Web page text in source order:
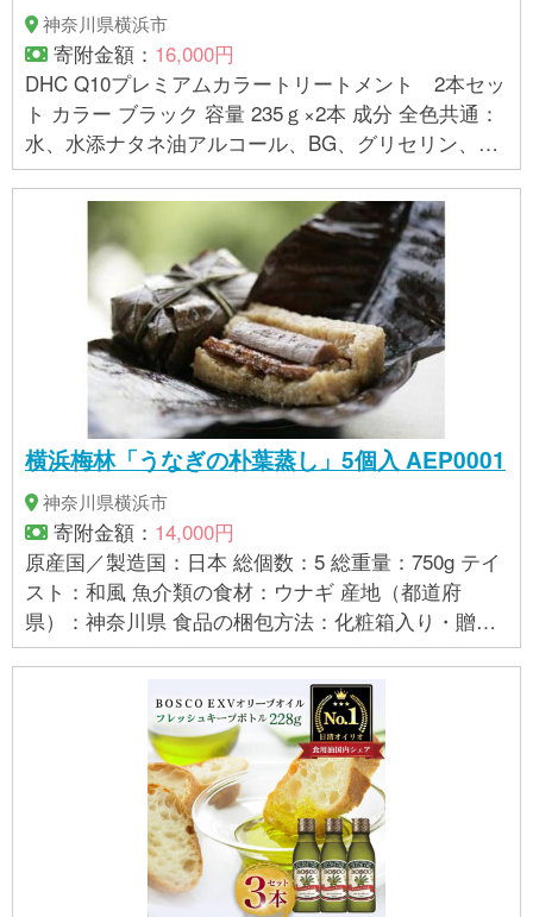
神奈川県横浜市
寄附金額： 16,000円
DHC Q10プレミアムカラートリートメント 2本セッ
ト カラー ブラック 容量 235ｇ×2本 成分 全色共通：
水、水添ナタネ油アルコール、BG、グリセリン、ベ
ンジルアルコール、ソルビトール、尿素、ベヘニル
アルコール、ステアルトリモニウムブロミド、グリ
シン、ステアリン酸グリセリル、パルミチン酸エチ
ルヘキシル、ミリスチルアルコール、オリーブ果実
油、ユビキノン、スクワラン、乳酸、乳酸Na、炭酸
水素アンモニウム、ステアラミドプロピルジメチル
アミン、エチルヘキシルグリセリン、ユーカリ葉
油、オレンジ油、セイヨウアカマツ葉油、ローズマ
リー葉油、ニオイテンジクアオイ油、ベルガモット
果実油、ツバキ種子油、ヒマワリ種子油、マカデミ
ア種子油、セイヨウハッカ油、ローレル油、セージ
油、イランイラン花油、イソプロパノール、アルニ
カ花エキス、キュウリ果実エキス、セイヨウキズタ
葉/茎エキス、セイヨウニワトコ花エキス、ゼニアオ
イ花エキス、パリエタリアエキス、ポリクオタニウ
ム－99、エタノール、（＋/－）HC黄2、HC黄4、HC
青2、4－ヒドロキシプロピルアミノ－3－ニトロフェ
ノール、塩基性青99、塩基性赤76、塩基性茶16
横浜梅林「うなぎの朴葉蒸し」5個入 AEP0001
神奈川県横浜市
寄附金額： 14,000円
原産国／製造国：日本 総個数：5 総重量：750g テイ
スト：和風 魚介類の食材：ウナギ 産地（都道府
県）：神奈川県 食品の梱包方法：化粧箱入り・贈答
用 食品の状態：冷凍 製造者：株式会社 梅林 横浜
市中区吉田町52 販売者：株式会社 梅林 横浜市中
区吉田町52 保存方法：冷凍 【賞味期限】 冷凍90日
【アレルギー】 小麦、大豆 ※ 表示内容に関しては各
事業者の指定に基づき掲載しており、一切の内容を
保証するものではございません。 ※ご不明の点がござ
いましたら事業者まで直接お問い合わせ下さい。